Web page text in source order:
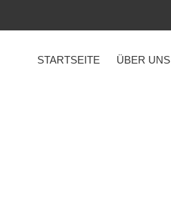
STARTSEITE ÜBER UNS